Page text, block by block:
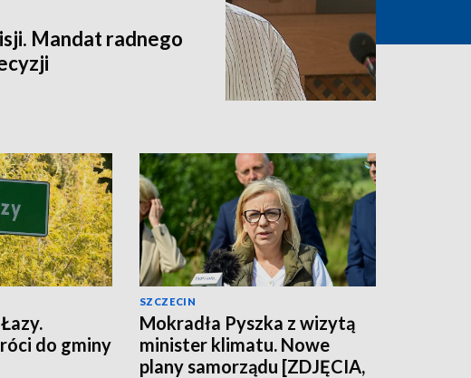
Mandat radnego
do gminy
SZCZECIN
Mokradła Pyszka z wizytą
minister klimatu. Nowe
plany samorządu [ZDJĘCIA,